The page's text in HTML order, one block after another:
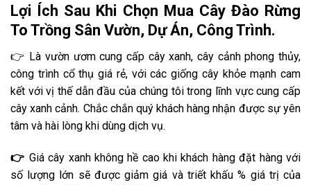
Lợi Ích Sau Khi Chọn Mua Cây Đào Rừng
To Trồng Sân Vườn, Dự Án, Công Trình.
👉 Là vườn ươm cung cấp cây xanh, cây cảnh phong thủy,
công trình cổ thụ giá rẻ, với các giống cây khỏe mạnh cam
kết với vị thế dẫn đầu của chúng tôi trong lĩnh vực cung cấp
cây xanh cảnh. Chắc chắn quý khách hàng nhận được sự yên
tâm và hài lòng khi dùng dịch vụ.
👉 Giá cây xanh không hề cao khi khách hàng đặt hàng với
số lượng lớn sẽ được giảm giá và triết khấu % giá trị của